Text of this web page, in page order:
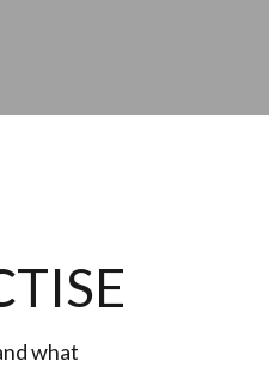
what